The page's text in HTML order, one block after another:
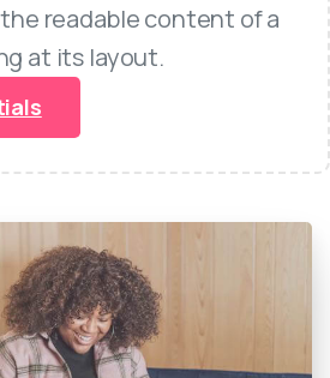
readable content of a
at its layout.